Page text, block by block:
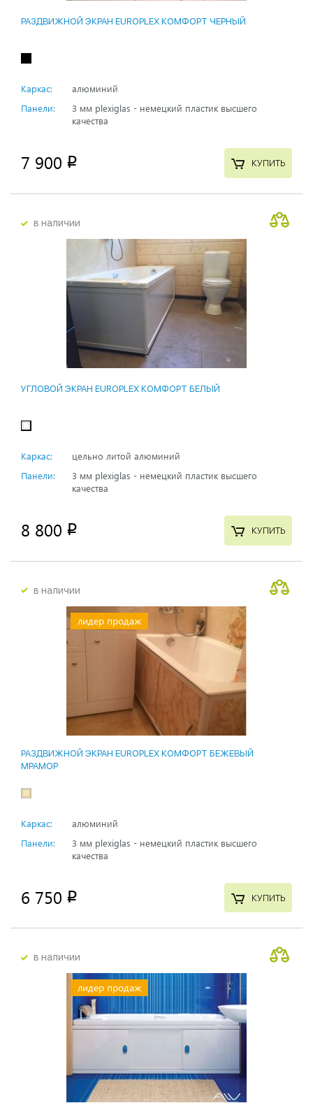
РАЗДВИЖНОЙ ЭКРАН EUROPLEX КОМФОРТ ЧЕРНЫЙ
Каркас:
алюминий
Панели:
3 мм plexiglas - немецкий пластик высшего
качества
7 900 p КУПИТЬ
в наличии
УГЛОВОЙ ЭКРАН EUROPLEX КОМФОРТ БЕЛЫЙ
Каркас:
цельно литой алюминий
Панели:
3 мм plexiglas - немецкий пластик высшего
качества
8 800 p КУПИТЬ
в наличии
лидер продаж
РАЗДВИЖНОЙ ЭКРАН EUROPLEX КОМФОРТ БЕЖЕВЫЙ
МРАМОР
Каркас:
алюминий
Панели:
3 мм plexiglas - немецкий пластик высшего
качества
6 750 p КУПИТЬ
в наличии
лидер продаж